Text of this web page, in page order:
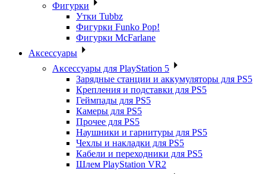
Фигурки
Утки Tubbz
Фигурки Funko Pop!
Фигурки McFarlane
Аксессуары
Аксессуары для PlayStation 5
Зарядные станции и аккумуляторы для PS5
Крепления и подставки для PS5
Геймпады для PS5
Камеры для PS5
Прочее для PS5
Наушники и гарнитуры для PS5
Чехлы и накладки для PS5
Кабели и переходники для PS5
Шлем PlayStation VR2